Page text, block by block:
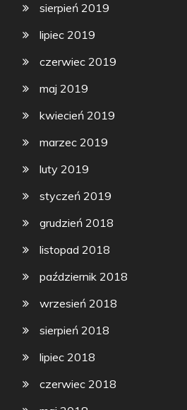
sierpień 2019
lipiec 2019
czerwiec 2019
maj 2019
kwiecień 2019
marzec 2019
luty 2019
styczeń 2019
grudzień 2018
listopad 2018
październik 2018
wrzesień 2018
sierpień 2018
lipiec 2018
czerwiec 2018